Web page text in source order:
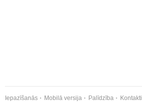
Iepazīšanās Mobilā versija Palīdzība Kontakti